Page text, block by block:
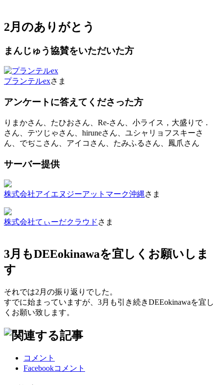
2月のありがとう
まんじゅう協賛をいただいた方
プランテルexさま
アンケートに答えてくださった方
りまかさん、たひおさん、Re-さん、小ライス，大盛りで．
さん、テツじゃさん、hiruneさん、ユシャリョフスキーさ
ん、でぢこさん、アイコさん、たみふるさん、鳳爪さん
サーバー提供
株式会社アイエヌジーアットマーク沖縄さま
株式会社てぃーだクラウド さま
3月もDEEokinawaを宜しくお願いしま
す
それでは2月の振り返りでした。
すでに始まっていますが、3月も引き続きDEEokinawaを宜し
くお願い致します。
コメント
Facebookコメント